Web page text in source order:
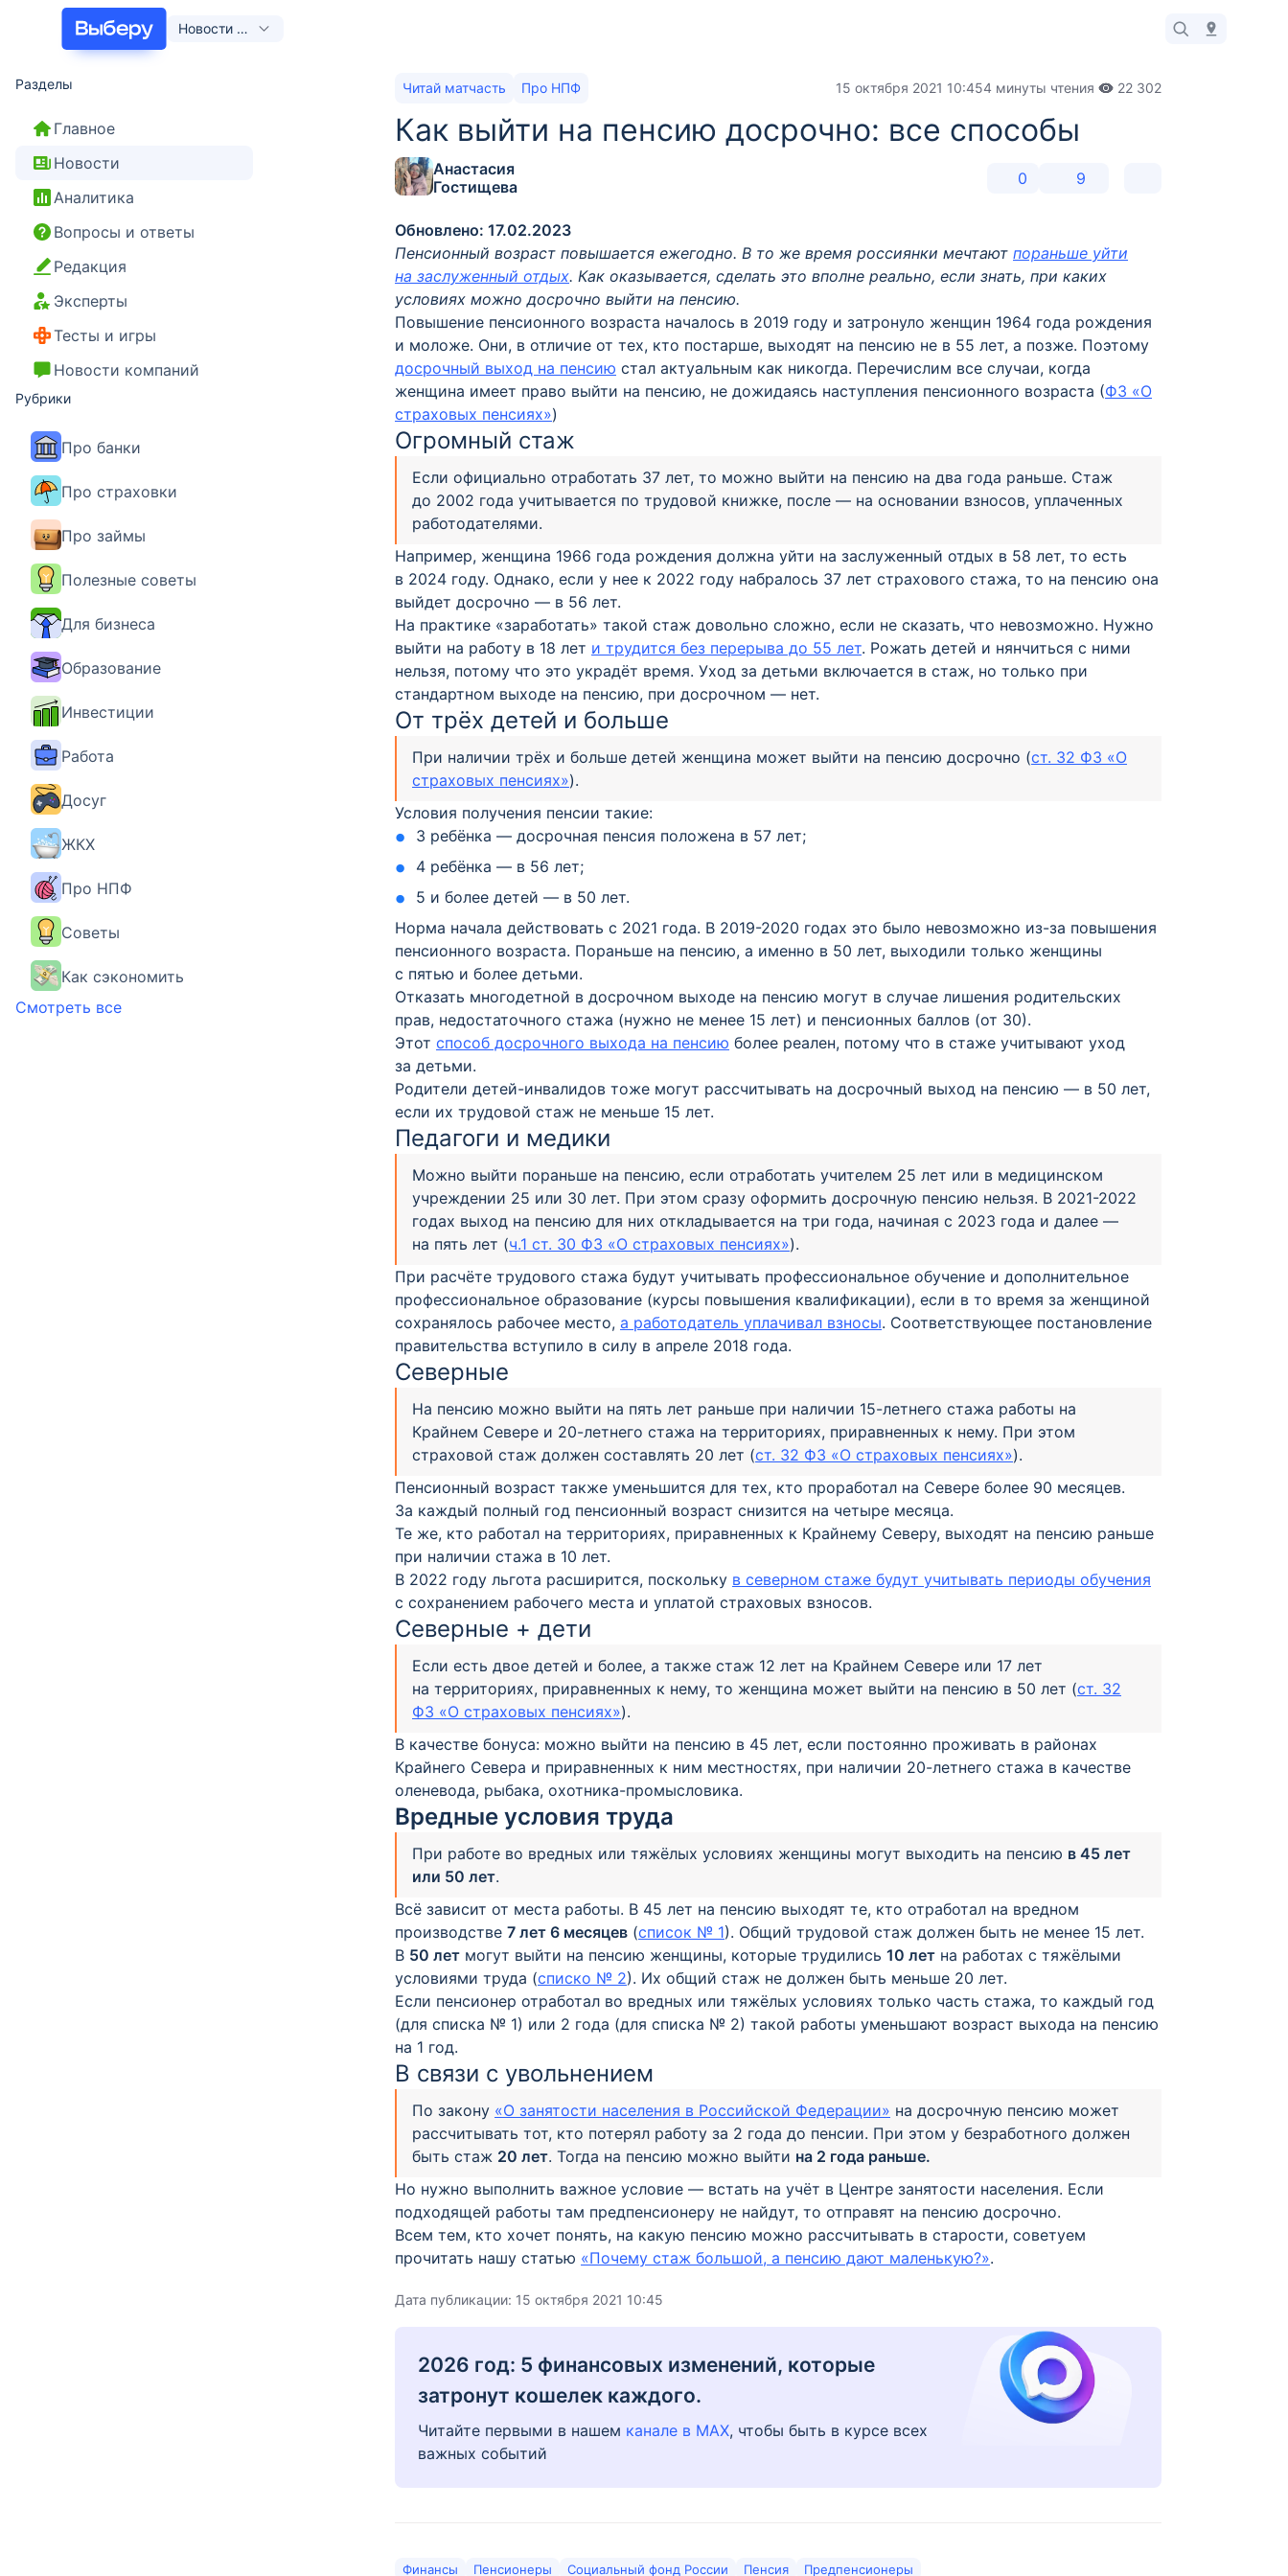
Новости и
Разделы
Главное
Новости
Аналитика
Вопросы и ответы
Редакция
Эксперты
Тесты и игры
Новости компаний
Рубрики
Про банки
Про страховки
Про займы
Полезные советы
Для бизнеса
Образование
Инвестиции
Работа
Досуг
ЖКХ
Про НПФ
Советы
Как сэкономить
Смотреть все
Читай матчасть Про НПФ 15 октября 2021 10:454 минуты чтения 22 302
Как выйти на пенсию досрочно: все способы
Анастасия
Гостищева
0 9
Обновлено: 17.02.2023
Пенсионный возраст повышается ежегодно. В то же время россиянки мечтают пораньше уйти
на заслуженный отдых. Как оказывается, сделать это вполне реально, если знать, при каких
условиях можно досрочно выйти на пенсию.
Повышение пенсионного возраста началось в 2019 году и затронуло женщин 1964 года рождения
и моложе. Они, в отличие от тех, кто постарше, выходят на пенсию не в 55 лет, а позже. Поэтому
досрочный выход на пенсию стал актуальным как никогда. Перечислим все случаи, когда
женщина имеет право выйти на пенсию, не дожидаясь наступления пенсионного возраста (ФЗ «О
страховых пенсиях»)
Огромный стаж
Если официально отработать 37 лет, то можно выйти на пенсию на два года раньше. Стаж
до 2002 года учитывается по трудовой книжке, после — на основании взносов, уплаченных
работодателями.
Например, женщина 1966 года рождения должна уйти на заслуженный отдых в 58 лет, то есть
в 2024 году. Однако, если у нее к 2022 году набралось 37 лет страхового стажа, то на пенсию она
выйдет досрочно — в 56 лет.
На практике «заработать» такой стаж довольно сложно, если не сказать, что невозможно. Нужно
выйти на работу в 18 лет и трудится без перерыва до 55 лет. Рожать детей и нянчиться с ними
нельзя, потому что это украдёт время. Уход за детьми включается в стаж, но только при
стандартном выходе на пенсию, при досрочном — нет.
От трёх детей и больше
При наличии трёх и больше детей женщина может выйти на пенсию досрочно (ст. 32 ФЗ «О
страховых пенсиях»).
Условия получения пенсии такие:
3 ребёнка — досрочная пенсия положена в 57 лет;
4 ребёнка — в 56 лет;
5 и более детей — в 50 лет.
Норма начала действовать с 2021 года. В 2019-2020 годах это было невозможно из-за повышения
пенсионного возраста. Пораньше на пенсию, а именно в 50 лет, выходили только женщины
с пятью и более детьми.
Отказать многодетной в досрочном выходе на пенсию могут в случае лишения родительских
прав, недостаточного стажа (нужно не менее 15 лет) и пенсионных баллов (от 30).
Этот способ досрочного выхода на пенсию более реален, потому что в стаже учитывают уход
за детьми.
Родители детей-инвалидов тоже могут рассчитывать на досрочный выход на пенсию — в 50 лет,
если их трудовой стаж не меньше 15 лет.
Педагоги и медики
Можно выйти пораньше на пенсию, если отработать учителем 25 лет или в медицинском
учреждении 25 или 30 лет. При этом сразу оформить досрочную пенсию нельзя. В 2021-2022
годах выход на пенсию для них откладывается на три года, начиная с 2023 года и далее —
на пять лет (ч.1 ст. 30 ФЗ «О страховых пенсиях»).
При расчёте трудового стажа будут учитывать профессиональное обучение и дополнительное
профессиональное образование (курсы повышения квалификации), если в то время за женщиной
сохранялось рабочее место, а работодатель уплачивал взносы. Соответствующее постановление
правительства вступило в силу в апреле 2018 года.
Северные
На пенсию можно выйти на пять лет раньше при наличии 15-летнего стажа работы на
Крайнем Севере и 20-летнего стажа на территориях, приравненных к нему. При этом
страховой стаж должен составлять 20 лет (ст. 32 ФЗ «О страховых пенсиях»).
Пенсионный возраст также уменьшится для тех, кто проработал на Севере более 90 месяцев.
За каждый полный год пенсионный возраст снизится на четыре месяца.
Те же, кто работал на территориях, приравненных к Крайнему Северу, выходят на пенсию раньше
при наличии стажа в 10 лет.
В 2022 году льгота расширится, поскольку в северном стаже будут учитывать периоды обучения
с сохранением рабочего места и уплатой страховых взносов.
Северные + дети
Если есть двое детей и более, а также стаж 12 лет на Крайнем Севере или 17 лет
на территориях, приравненных к нему, то женщина может выйти на пенсию в 50 лет (ст. 32
ФЗ «О страховых пенсиях»).
В качестве бонуса: можно выйти на пенсию в 45 лет, если постоянно проживать в районах
Крайнего Севера и приравненных к ним местностях, при наличии 20-летнего стажа в качестве
оленевода, рыбака, охотника-промысловика.
Вредные условия труда
При работе во вредных или тяжёлых условиях женщины могут выходить на пенсию в 45 лет
или 50 лет.
Всё зависит от места работы. В 45 лет на пенсию выходят те, кто отработал на вредном
производстве 7 лет 6 месяцев (список № 1). Общий трудовой стаж должен быть не менее 15 лет.
В 50 лет могут выйти на пенсию женщины, которые трудились 10 лет на работах с тяжёлыми
условиями труда (списко № 2). Их общий стаж не должен быть меньше 20 лет.
Если пенсионер отработал во вредных или тяжёлых условиях только часть стажа, то каждый год
(для списка № 1) или 2 года (для списка № 2) такой работы уменьшают возраст выхода на пенсию
на 1 год.
В связи с увольнением
По закону «О занятости населения в Российской Федерации» на досрочную пенсию может
рассчитывать тот, кто потерял работу за 2 года до пенсии. При этом у безработного должен
быть стаж 20 лет. Тогда на пенсию можно выйти на 2 года раньше.
Но нужно выполнить важное условие — встать на учёт в Центре занятости населения. Если
подходящей работы там предпенсионеру не найдут, то отправят на пенсию досрочно.
Всем тем, кто хочет понять, на какую пенсию можно рассчитывать в старости, советуем
прочитать нашу статью «Почему стаж большой, а пенсию дают маленькую?».
Дата публикации: 15 октября 2021 10:45
2026 год: 5 финансовых изменений, которые
затронут кошелек каждого.
Читайте первыми в нашем канале в MAX, чтобы быть в курсе всех
важных событий
Финансы Пенсионеры Социальный фонд России Пенсия Предпенсионеры